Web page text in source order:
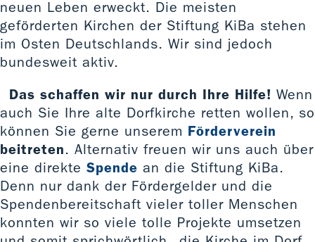
neuen Leben erweckt. Die meisten
geförderten Kirchen der Stiftung KiBa stehen
im Osten Deutschlands. Wir sind jedoch
bundesweit aktiv.
Das schaffen wir nur durch Ihre Hilfe! Wenn
auch Sie Ihre alte Dorfkirche retten wollen, so
können Sie gerne unserem Förderverein
beitreten. Alternativ freuen wir uns auch über
eine direkte Spende an die Stiftung KiBa.
Denn nur dank der Fördergelder und die
Spendenbereitschaft vieler toller Menschen
konnten wir so viele tolle Projekte umsetzen